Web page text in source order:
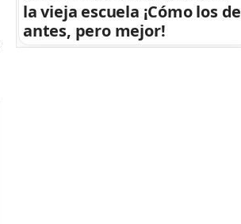
la vieja escuela ¡Cómo los de
antes, pero mejor!